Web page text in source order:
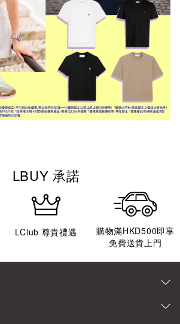
LBUY 承諾
LClub 尊貴禮遇
購物滿HKD500即享
免費送貨上門